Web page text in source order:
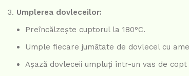
Umplerea dovleceilor:
Preîncălzește cuptorul la 180°C.
Umple fiecare jumătate de dovlecel cu
Așază dovleceii umpluți într-un vas de copt